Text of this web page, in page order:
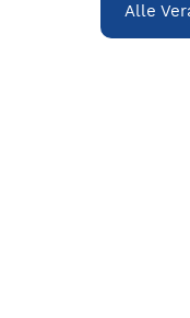
Alle